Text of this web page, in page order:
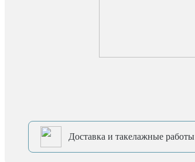
Доставка и такелажные работы